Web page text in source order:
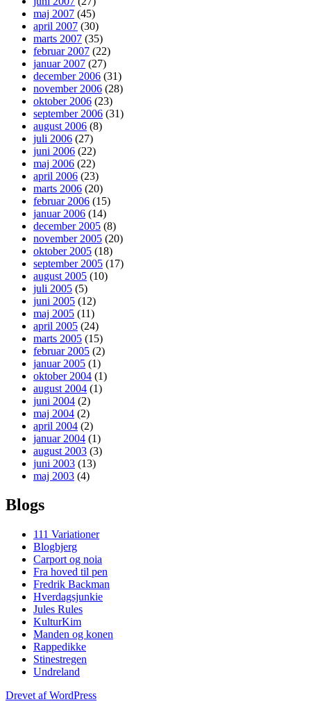
maj 2007 (45)
april 2007 (30)
marts 2007 (35)
februar 2007 (22)
januar 2007 (27)
december 2006 (31)
november 2006 (28)
oktober 2006 (23)
september 2006 (31)
august 2006 (8)
juli 2006 (27)
juni 2006 (22)
maj 2006 (22)
april 2006 (23)
marts 2006 (20)
februar 2006 (15)
januar 2006 (14)
december 2005 (8)
november 2005 (20)
oktober 2005 (18)
september 2005 (17)
august 2005 (10)
juli 2005 (5)
juni 2005 (12)
maj 2005 (11)
april 2005 (24)
marts 2005 (15)
februar 2005 (2)
januar 2005 (1)
oktober 2004 (1)
august 2004 (1)
juni 2004 (2)
maj 2004 (2)
april 2004 (2)
januar 2004 (1)
august 2003 (3)
juni 2003 (13)
maj 2003 (4)
Blogs
111 Variationer
Blogbjerg
Carport og noia
Fra hoved til pen
Fredrik Backman
Hverdagsjunkie
Jules Rules
KulturKim
Manden og konen
Rappedikke
Stinestregen
Undreland
Drevet af WordPress